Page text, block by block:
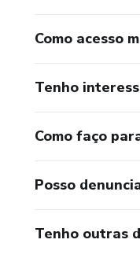
Como acesso
Tenho
Como faço
Posso
Tenho outras